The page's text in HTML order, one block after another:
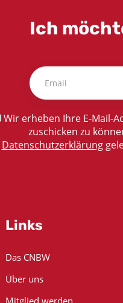
Ich
Wir erheben Ihre E-Mail-
zuschicken zu
Datenschutzerklärung
Links
Das CNBW
Über uns